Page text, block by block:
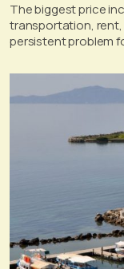
The biggest price
transportation, rent,
persistent problem